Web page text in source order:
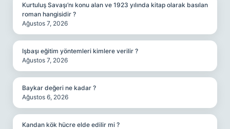
Kurtuluş Savaşı’nı konu alan ve 1923 yılında kitap olarak basılan
roman hangisidir ?
Ağustos 7, 2026
Işbaşı eğitim yöntemleri kimlere verilir ?
Ağustos 7, 2026
Baykar değeri ne kadar ?
Ağustos 6, 2026
Kandan kök hücre elde edilir mi ?